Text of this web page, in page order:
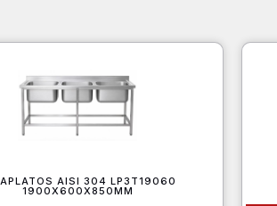
AISI 304 LP3T19060
1900X600X850MM